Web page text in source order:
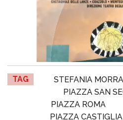
TAG STEFANIA MORRA
PIAZZA SAN
PIAZZA ROMA
PIAZZA